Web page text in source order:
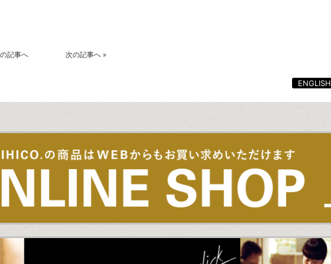
記事へ 次の記事へ»
ENGLISH